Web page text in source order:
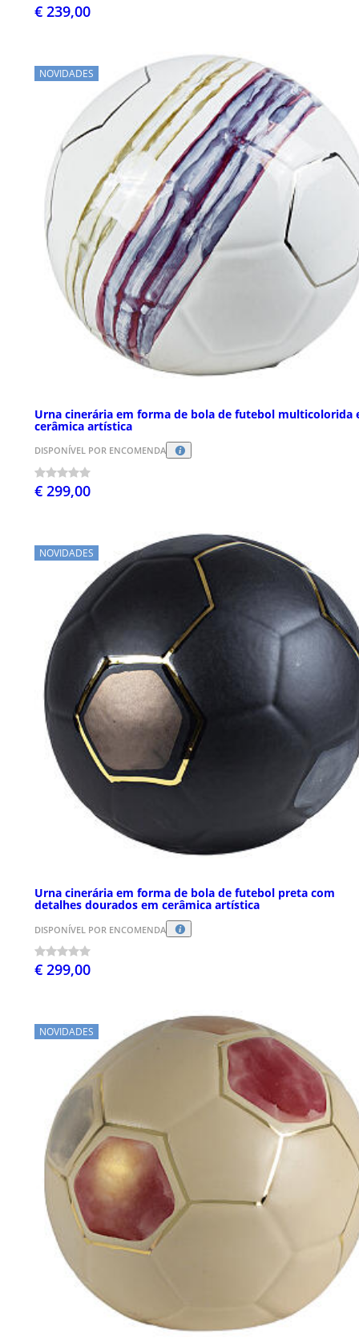
€ 239,00
NOVIDADES
Urna cinerária em forma de bola de futebol multicolorida
cerâmica artística
DISPONÍVEL POR ENCOMENDA
€ 299,00
NOVIDADES
Urna cinerária em forma de bola de futebol preta com
detalhes dourados em cerâmica artística
DISPONÍVEL POR ENCOMENDA
€ 299,00
NOVIDADES